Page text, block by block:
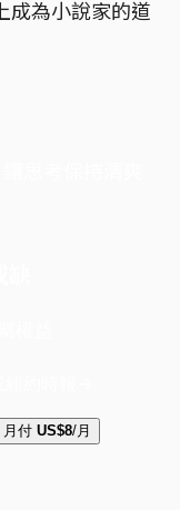
成為小說家的道
月付 US$8/月